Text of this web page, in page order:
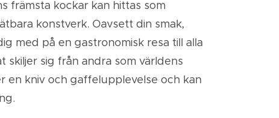
främsta kockar kan hittas som
konstverk. Oavsett din smak,
med på en gastronomisk resa till alla
skiljer sig från andra som världens
en kniv och gaffelupplevelse och kan